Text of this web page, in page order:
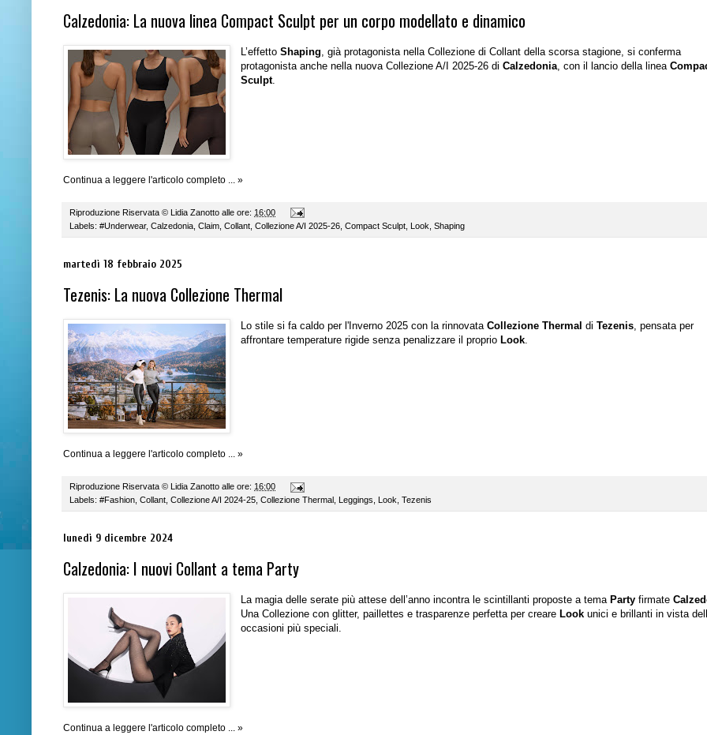
Calzedonia: La nuova linea Compact Sculpt per un corpo modellato e dinamico
L’effetto Shaping , già protagonista nella Collezione di Collant della scorsa stagione, si conferma
protagonista anche nella nuova Collezione A/I 2025-26 di Calzedonia , con il lancio della linea
Sculpt.
Continua a leggere l'articolo completo ... »
Riproduzione Riservata © Lidia Zanotto alle ore: 16:00
Labels: #Underwear, Calzedonia Claim Collant Collezione A/I 2025-26 Compact Sculpt Look Shaping
martedì 18 febbraio 2025
Tezenis: La nuova Collezione Thermal
Lo stile si fa caldo per l'Inverno 2025 con la rinnovata Collezione Thermal di Tezenis, pensata per
affrontare temperature rigide senza penalizzare il proprio Look.
Continua a leggere l'articolo completo ... »
Riproduzione Riservata © Lidia Zanotto alle ore: 16:00
Labels: #Fashion Collant Collezione A/I 2024-25 Collezione Thermal Leggings Look Tezenis
lunedì 9 dicembre 2024
Calzedonia: I nuovi Collant a tema Party
La magia delle serate più attese dell’anno incontra le scintillanti proposte a tema Party firmate
Una Collezione con glitter, paillettes e trasparenze perfetta per creare Look unici e brillanti in vista
occasioni più speciali.
Continua a leggere l'articolo completo ... »